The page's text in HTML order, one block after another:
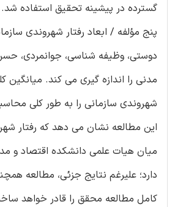
پنج مؤلفه / ابعاد رفتار شهروندی
دوستی، وظیفه شناسی، جوانمردی،
شهروندی سازمانی را به طور کلی
این مطالعه نشان می دهد که رفتار
میان هیات علمی دانشکده اقتصاد و
دارد؛ علیرغم نتایج جزئی، مطالعه
کامل مطالعه محقق را قادر خواهد